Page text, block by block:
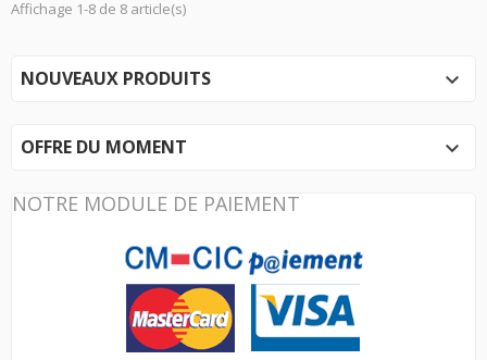
Affichage 1-8 de 8 article(s)
NOUVEAUX PRODUITS 
OFFRE DU MOMENT 
NOTRE MODULE DE PAIEMENT